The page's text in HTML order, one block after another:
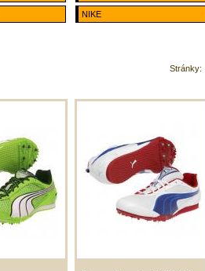
NIKE
Stránky: